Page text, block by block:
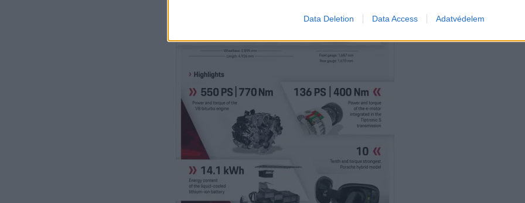
Data Deletion Data Access Adatvédelem